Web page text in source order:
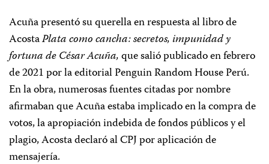
Acuña presentó su querella en respuesta al libro de
AcostaPlata como cancha: secretos, impunidad y
fortuna de César Acuña,que salió publicado en febrero
de 2021 por la editorial Penguin Random House Perú.
En la obra, numerosas fuentes citadas por nombre
afirmaban que Acuña estaba implicado en la compra de
votos, la apropiación indebida de fondos públicos y el
plagio, Acosta declaró al CPJ por aplicación de
mensajería.